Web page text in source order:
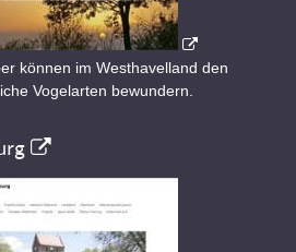
können im Westhavelland den
Vogelarten bewundern.